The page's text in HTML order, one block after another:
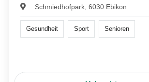
Schmiedhofpark, 6030 Ebikon
Gesundheit Sport Senioren